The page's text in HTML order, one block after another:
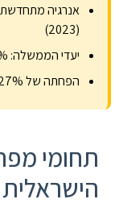
(2023)
יעדי הממשלה: 30% אנרגיה מתחדשת עד 2030
הפחתה של 27% בפליטות גזי חממה לנפש בין 2015 ל-2022
תחומי
הישראלית